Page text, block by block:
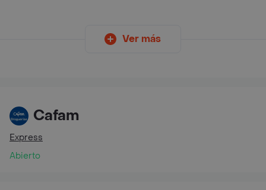
Ver más
Cafam
Express
Abierto